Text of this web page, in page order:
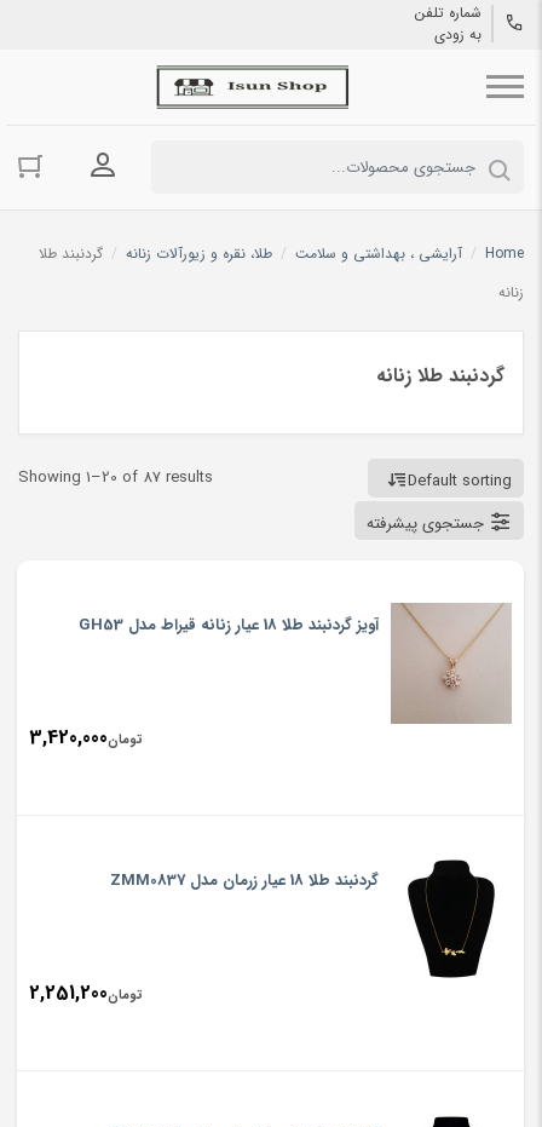
شماره تلفن
به زودی
ورود به
Home
/ آرایشی ، بهداشتی و سلامت / طلا، نقره و زیورآلات زنانه / گردنبند طلا
زنانه
گردنبند طلا زنانه
Showing 1–20 of 87 results
Default sorting
جستجوی پیشرفته
آویز گردنبند طلا 18 عیار زنانه قیراط مدل GH53
تومان3,420,000
گردنبند طلا 18 عیار زرمان مدل ZMM0837
تومان2,251,200